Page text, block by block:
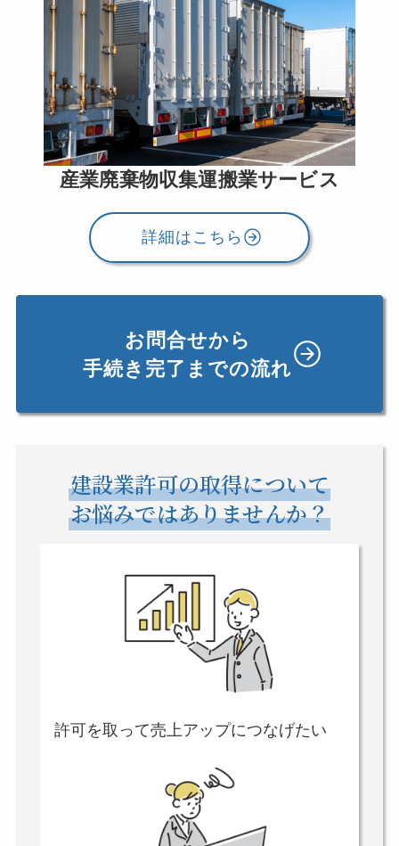
産業廃棄物収集運搬業サービス
詳細はこちら
お問合せから
手続き完了までの流れ
建設業許可の取得について
お悩みではありませんか？
許可を取って売上アップにつなげたい